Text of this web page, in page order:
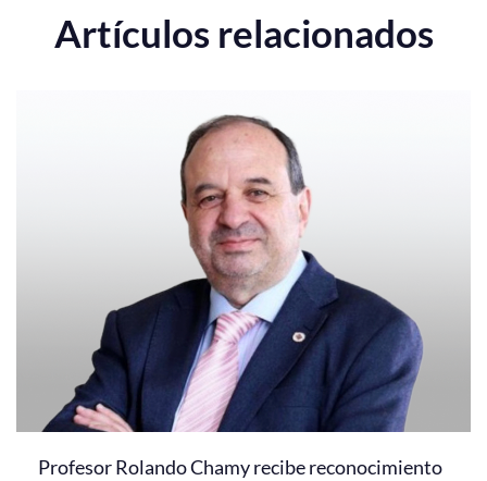
Artículos relacionados
Profesor Rolando Chamy recibe reconocimiento